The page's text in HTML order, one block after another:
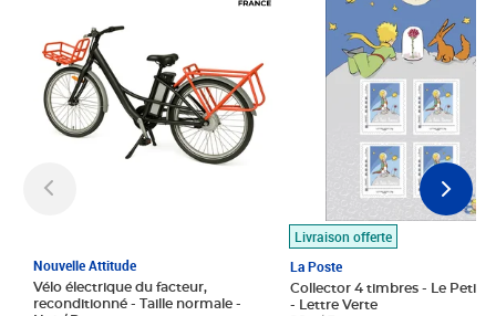
Nouvelle Attitude
Vélo électrique du facteur,
reconditionné - Taille normale -
Livraison offerte
La Poste
Collector 4 timbres - Le Petit
- Lettre Verte